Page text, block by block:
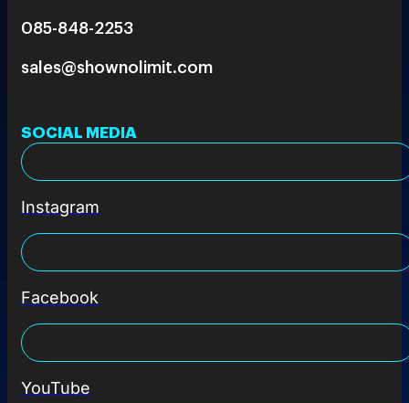
085-848-2253
sales@shownolimit.com
SOCIAL MEDIA
Instagram
Facebook
YouTube